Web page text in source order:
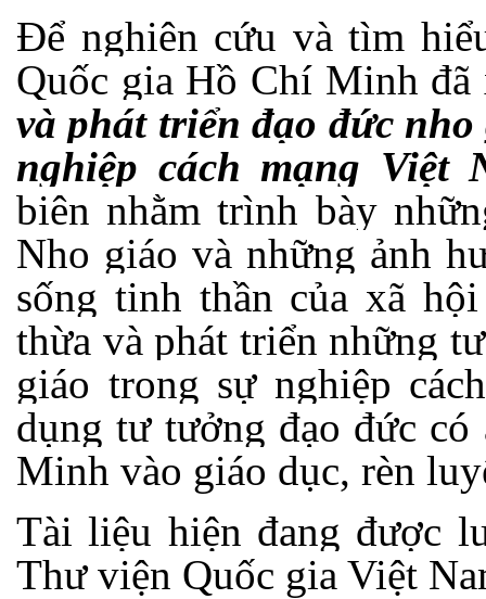
Để nghiên cứu và tìm
Quốc gia Hồ Chí Minh đã
và phát triển đạo đức
nghiệp cách mạng Việt
biên nhằm trình bày
Nho giáo và những ảnh
sống tinh thần của xã
thừa và phát triển những
giáo trong sự nghiệp
dụng tư tưởng đạo đức
Minh vào giáo dục, rèn
Tài liệu hiện đang được
Thư viện Quốc gia Việt